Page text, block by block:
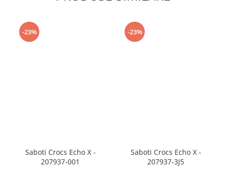
-23%
Saboti Crocs Echo X -
207937-001
-23%
Saboti Crocs Echo X -
207937-3J5